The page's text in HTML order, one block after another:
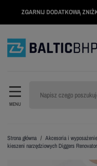
ZGARNIJ DODATKOWĄ
MENU
Strona główna Akcesoria i wyposażenie
kieszeni narzędziowych Diggers Renovator